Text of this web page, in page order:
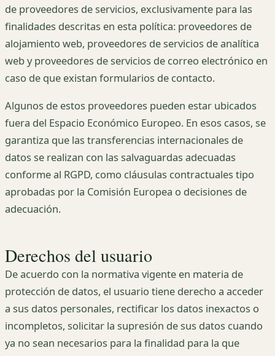
de proveedores de servicios, exclusivamente para las
finalidades descritas en esta política: proveedores de
alojamiento web, proveedores de servicios de analítica
web y proveedores de servicios de correo electrónico en
caso de que existan formularios de contacto.
Algunos de estos proveedores pueden estar ubicados
fuera del Espacio Económico Europeo. En esos casos, se
garantiza que las transferencias internacionales de
datos se realizan con las salvaguardas adecuadas
conforme al RGPD, como cláusulas contractuales tipo
aprobadas por la Comisión Europea o decisiones de
adecuación.
Derechos del usuario
De acuerdo con la normativa vigente en materia de
protección de datos, el usuario tiene derecho a acceder
a sus datos personales, rectificar los datos inexactos o
incompletos, solicitar la supresión de sus datos cuando
ya no sean necesarios para la finalidad para la que